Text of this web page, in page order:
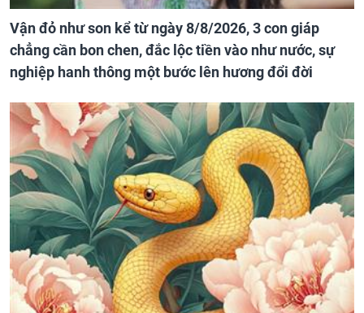
Vận đỏ như son kể từ ngày 8/8/2026, 3 con giáp
chẳng cần bon chen, đắc lộc tiền vào như nước, sự
nghiệp hanh thông một bước lên hương đổi đời